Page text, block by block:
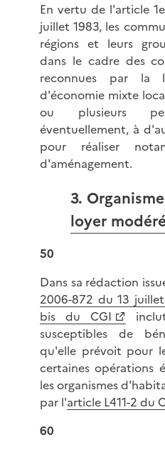
En vertu de l'article
juillet 1983, les
régions et leurs
dans le cadre des
reconnues par la
d'économie mixte
ou plusieurs
éventuellement, à
pour réaliser
d'aménagement.
3.
loyer modéré
50
Dans sa rédaction
2006-872 du 13
bis du CGI
susceptibles de
qu'elle prévoit pour
certaines opérations
les organismes
par l'article L411-2 du
60